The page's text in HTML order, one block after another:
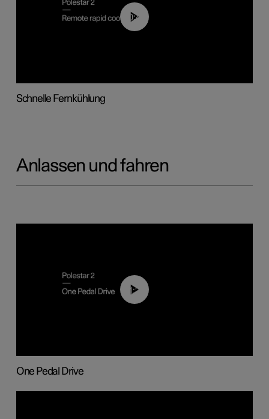
00:43
Schnelle Fernkühlung
Anlassen und fahren
01:26
One Pedal Drive